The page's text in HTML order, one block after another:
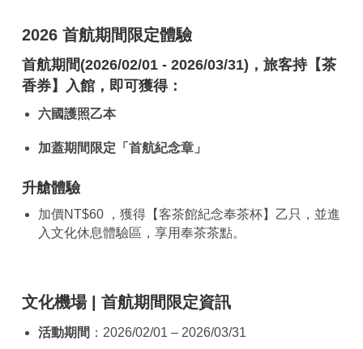
2026 首航期間限定體驗
首航期間(2026/02/01 - 2026/03/31)，旅客持【茶
香券】
入館，即可獲得：
六國護照乙本
加蓋期間限定「首航紀念章」
升艙體驗
加價NT$60 ，獲得【客茶館紀念奉茶杯】乙只，並進
入文化休息體驗區，享用奉茶茶點。
文化機場 | 首航期間限定資訊
活動期間 ：2026/02/01 – 2026/03/31